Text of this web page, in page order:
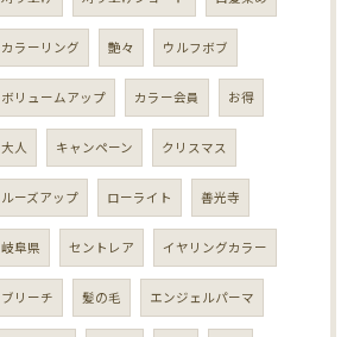
カラーリング 艶々 ウルフボブ
ボリュームアップ カラー会員 お得
大人 キャンペーン クリスマス
ルーズアップ ローライト 善光寺
岐阜県 セントレア イヤリングカラー
ブリーチ 髪の毛 エンジェルパーマ